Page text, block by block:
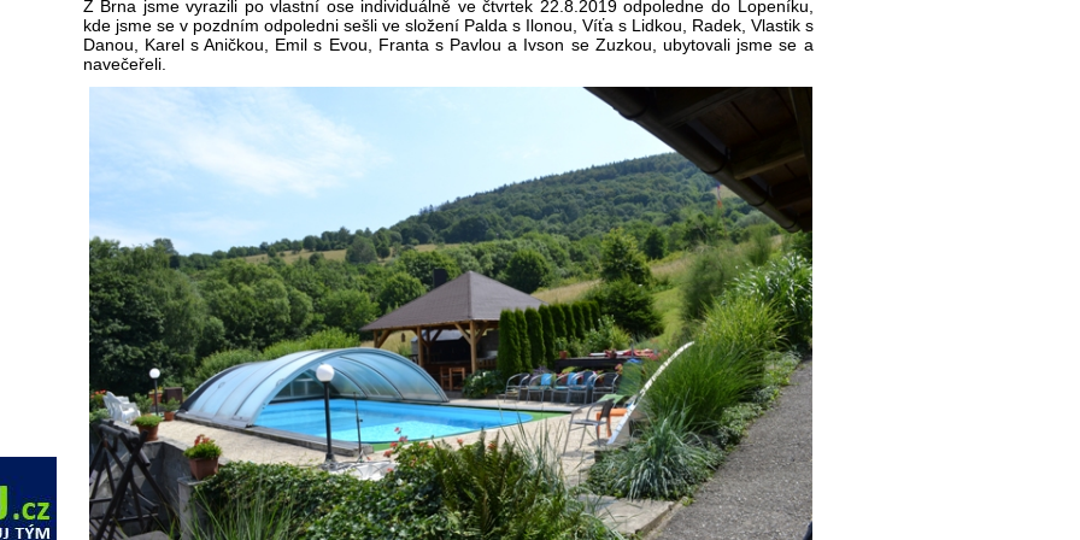
Z Brna jsme vyrazili po vlastní ose individuálně ve čtvrtek 22.8.2019 odpoledne do Lopeníku,
kde jsme se v pozdním odpoledni sešli ve složení Palda s Ilonou, Víťa s Lidkou, Radek, Vlastik s
Danou, Karel s Aničkou, Emil s Evou, Franta s Pavlou a Ivson se Zuzkou, ubytovali jsme se a
navečeřeli.